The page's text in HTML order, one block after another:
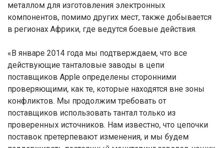
металлом для изготовления электронных
компонентов, помимо других мест, также добывается
в регионах Африки, где ведутся боевые действия.
«В январе 2014 года мы подтверждаем, что все
действующие танталовые заводы в цепи
поставщиков Apple определены сторонними
проверяющими, как те, которые находятся вне зоны
конфликтов. Мы продолжим требовать от
поставщиков использовать тантал только из
проверенных источников. Нам известно, что цепочки
поставок претерпевают изменения, и мы будем